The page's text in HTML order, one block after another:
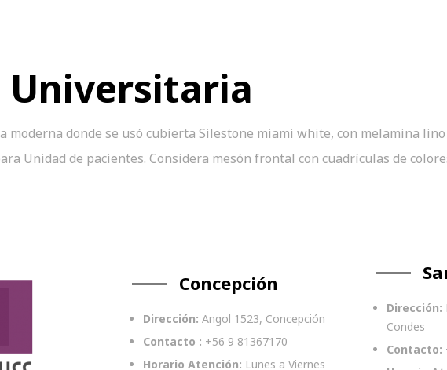
Universitaria
moderna donde se usó cubierta Silestone miami white, con melamina lino
Unidad de pacientes. Considera mesón frontal con cuadrículas de
Concepción
Dirección: Angol 1523, Concepción
Contacto : +56 9 81367170
Horario Atención: Lunes a Viernes
Dirección:
Condes
Contacto: